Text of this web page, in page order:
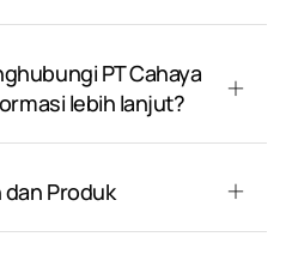
PT Cahaya
lebih lanjut?
dan Produk